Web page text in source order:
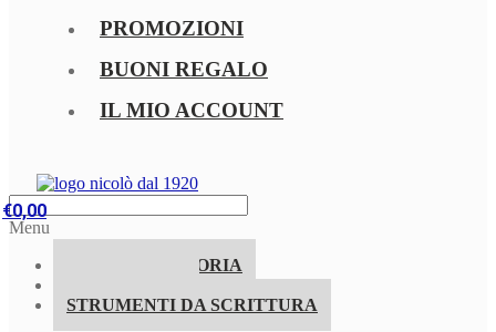
PROMOZIONI
BUONI REGALO
IL MIO ACCOUNT
€0,00
Menu
LA NOSTRA STORIA
STRUMENTI DA SCRITTURA